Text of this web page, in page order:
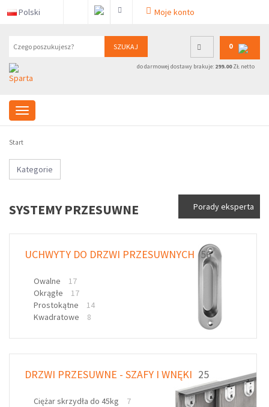
Polski Moje konto
SZUKAJ 0
do darmowej dostawy brakuje: 299.00ZŁ netto
Start
Kategorie
SYSTEMY PRZESUWNE Porady eksperta
UCHWYTY DO DRZWI PRZESUWNYCH 56
Owalne
17
Okrągłe
17
Prostokątne
14
Kwadratowe
8
DRZWI PRZESUWNE - SZAFY I WNĘKI 25
Ciężar skrzydła do 45kg
7